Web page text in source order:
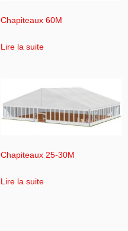
Chapiteaux 60M
Lire la suite
Chapiteaux 25-30M
Lire la suite